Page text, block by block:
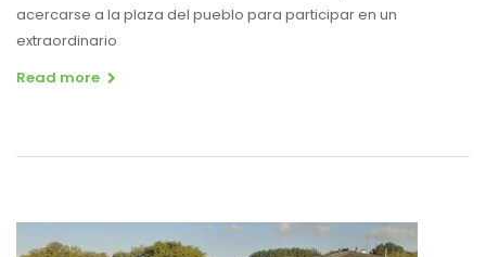
acercarse a la plaza del pueblo para participar en un
extraordinario
Read more